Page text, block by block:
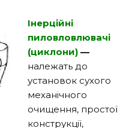
Інерційні
пиловловлювачі
(циклони) —
належать до
установок сухого
механічного
очищення, простої
конструкції,